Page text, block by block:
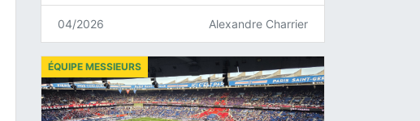
04/2026 Alexandre Charrier
ÉQUIPE MESSIEURS